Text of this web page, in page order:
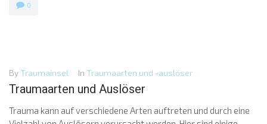
0
By Traumainsel In Traumaarten und -auslöser
Traumaarten und Auslöser
Trauma kann auf verschiedene Arten auftreten und durch eine